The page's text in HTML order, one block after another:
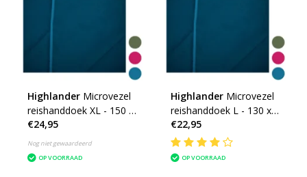
Highlander Microvezel
reishanddoek XL - 150 x
85cm - Large -
microfibre soft
€24,95
Nog niet gewaardeerd
OP VOORRAAD
Highlander Microvezel
reishanddoek L - 130 x
70cm - Large -
microfibre soft
€22,95
OP VOORRAAD